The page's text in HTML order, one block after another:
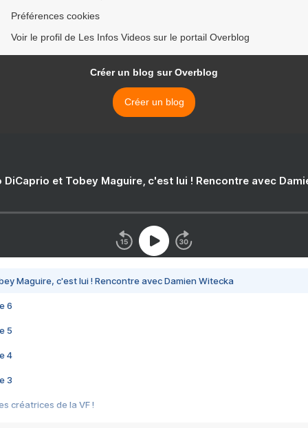
Préférences cookies
Voir le profil de Les Infos Videos sur le portail Overblog
Créer un blog sur Overblog
Créer un blog
DiCaprio et Tobey Maguire, c'est lui ! Rencontre avec
Maguire, c'est lui ! Rencontre avec Damien Witecka
6
5
4
3
créatrices de la VF !